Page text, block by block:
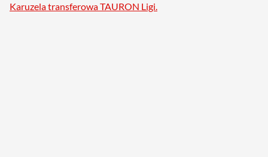
Karuzela transferowa TAURON Ligi.